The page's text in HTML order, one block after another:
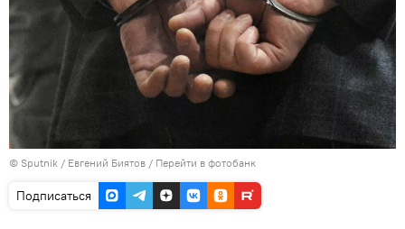
© Sputnik / Евгений Биятов / Перейти в фотобанк
Подписаться